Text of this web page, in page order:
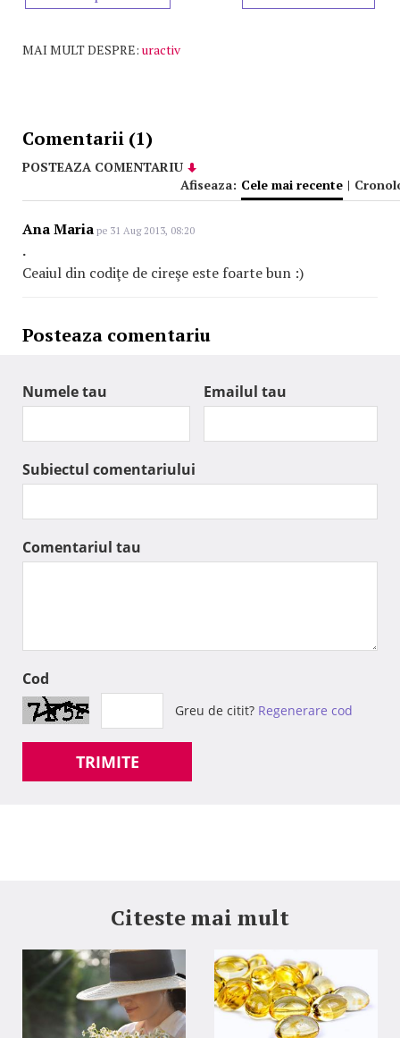
MAI MULT DESPRE: uractiv
Comentarii (1)
POSTEAZA COMENTARIU
Afiseaza: Cele mai recente |
Ana Maria pe 31 Aug 2013, 08:20
.
Ceaiul din codiţe de cireşe este foarte bun :)
Posteaza comentariu
Numele tau Emailul tau
Subiectul comentariului
Comentariul tau
Cod
Greu de citit? Regenerare cod
TRIMITE
Citeste mai mult